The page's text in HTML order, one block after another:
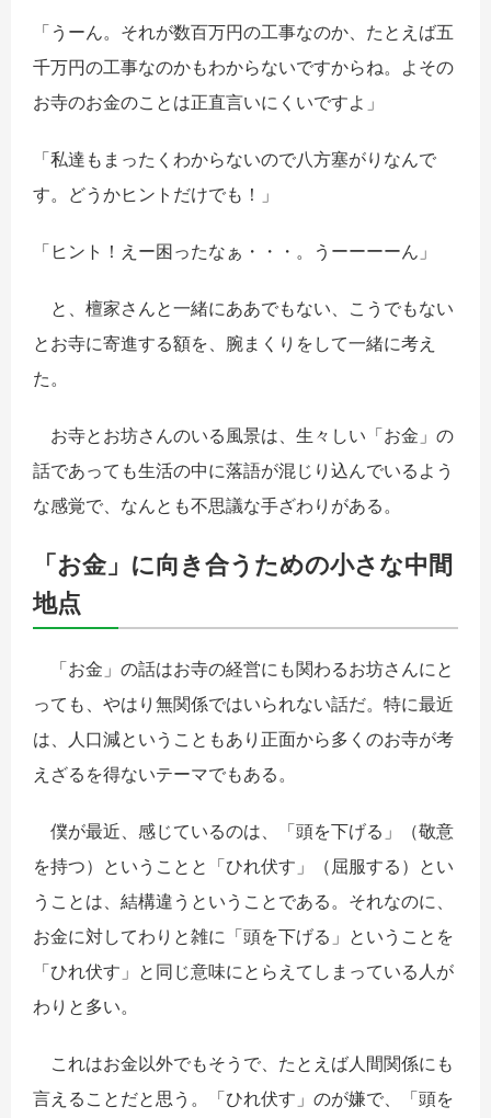
「うーん。それが数百万円の工事なのか、たとえば五
千万円の工事なのかもわからないですからね。よその
お寺のお金のことは正直言いにくいですよ」
「私達もまったくわからないので八方塞がりなんで
す。どうかヒントだけでも！」
「ヒント！えー困ったなぁ・・・。うーーーーん」
と、檀家さんと一緒にああでもない、こうでもない
とお寺に寄進する額を、腕まくりをして一緒に考え
た。
お寺とお坊さんのいる風景は、生々しい「お金」の
話であっても生活の中に落語が混じり込んでいるよう
な感覚で、なんとも不思議な手ざわりがある。
「お金」に向き合うための小さな中間
地点
「お金」の話はお寺の経営にも関わるお坊さんにと
っても、やはり無関係ではいられない話だ。特に最近
は、人口減ということもあり正面から多くのお寺が考
えざるを得ないテーマでもある。
僕が最近、感じているのは、「頭を下げる」（敬意
を持つ）ということと「ひれ伏す」（屈服する）とい
うことは、結構違うということである。それなのに、
お金に対してわりと雑に「頭を下げる」ということを
「ひれ伏す」と同じ意味にとらえてしまっている人が
わりと多い。
これはお金以外でもそうで、たとえば人間関係にも
言えることだと思う。「ひれ伏す」のが嫌で、「頭を